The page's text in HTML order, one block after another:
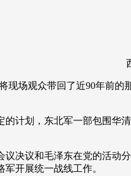
育大会 体育江湖 文化体
一带一路 央博 非遗
西
场观众带回了近90年前的
计划，东北军一部包围华
决议和毛泽东在党的活动
开展统一战线工作。